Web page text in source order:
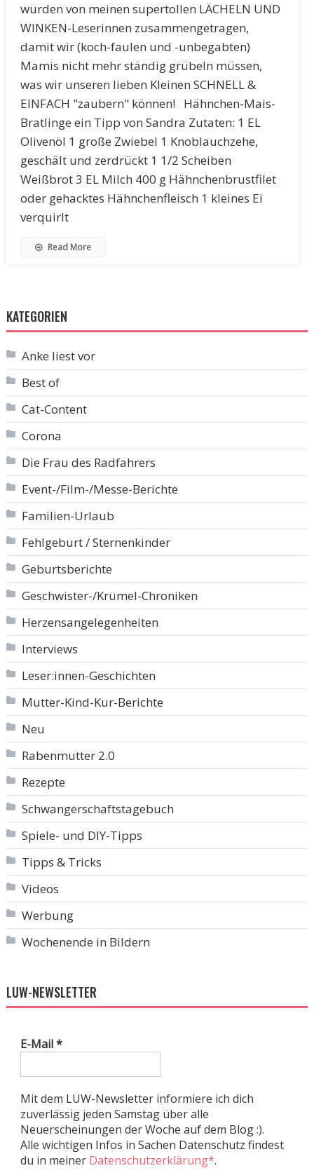
wurden von meinen supertollen LÄCHELN UND
WINKEN-Leserinnen zusammengetragen,
damit wir (koch-faulen und -unbegabten)
Mamis nicht mehr ständig grübeln müssen,
was wir unseren lieben Kleinen SCHNELL &
EINFACH "zaubern" können! Hähnchen-Mais-
Bratlinge ein Tipp von Sandra Zutaten: 1 EL
Olivenöl 1 große Zwiebel 1 Knoblauchzehe,
geschält und zerdrückt 1 1/2 Scheiben
Weißbrot 3 EL Milch 400 g Hähnchenbrustfilet
oder gehacktes Hähnchenfleisch 1 kleines Ei
verquirlt
Read More
KATEGORIEN
Anke liest vor
Best of
Cat-Content
Corona
Die Frau des Radfahrers
Event-/Film-/Messe-Berichte
Familien-Urlaub
Fehlgeburt / Sternenkinder
Geburtsberichte
Geschwister-/Krümel-Chroniken
Herzensangelegenheiten
Interviews
Leser:innen-Geschichten
Mutter-Kind-Kur-Berichte
Neu
Rabenmutter 2.0
Rezepte
Schwangerschaftstagebuch
Spiele- und DIY-Tipps
Tipps & Tricks
Videos
Werbung
Wochenende in Bildern
LUW-NEWSLETTER
E-Mail*
Mit dem LUW-Newsletter informiere ich dich
zuverlässig jeden Samstag über alle
Neuerscheinungen der Woche auf dem Blog :).
Alle wichtigen Infos in Sachen Datenschutz findest
du in meiner Datenschutzerklärung*.